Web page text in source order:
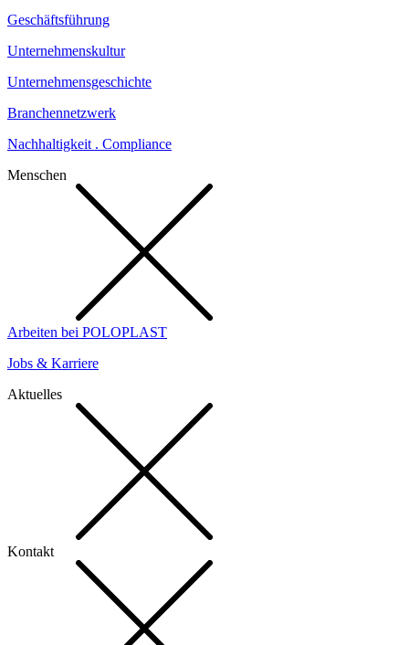
Geschäftsführung
Unternehmenskultur
Unternehmensgeschichte
Branchennetzwerk
Nachhaltigkeit . Compliance
Menschen
Arbeiten bei POLOPLAST
Jobs & Karriere
Aktuelles
Kontakt